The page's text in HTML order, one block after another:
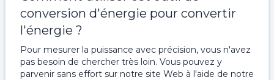
conversion d'énergie pour convertir
l'énergie ?
Pour mesurer la puissance avec précision, vous n'avez
pas besoin de chercher très loin. Vous pouvez y
parvenir sans effort sur notre site Web à l'aide de notre